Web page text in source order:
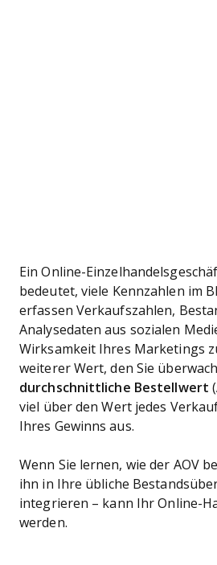
Ein Online-
bedeutet, viele Kennzahlen im
erfassen Verkaufszahlen,
Analysedaten aus sozialen
Wirksamkeit Ihres Marketings
weiterer Wert, den Sie
durchschnittliche Bestellwert
viel über den Wert jedes
Ihres Gewinns aus.
Wenn Sie lernen, wie der AOV
ihn in Ihre übliche
integrieren – kann Ihr Online-
werden.